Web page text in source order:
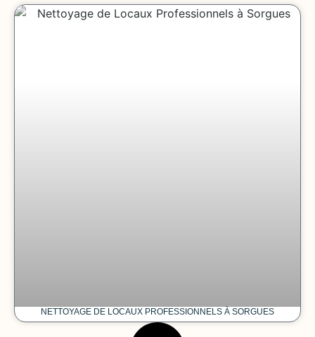
NETTOYAGE DE LOCAUX PROFESSIONNELS À SORGUES